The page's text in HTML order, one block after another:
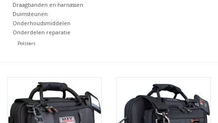
Draagbanden en harnassen
Duimsteunen
Onderhoudsmiddelen
Onderdelen reparatie
Polsters